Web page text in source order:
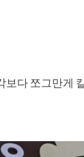
보다 쪼그만게